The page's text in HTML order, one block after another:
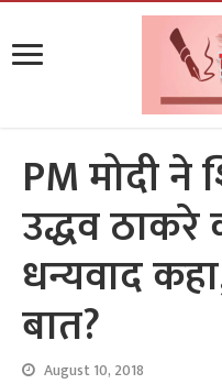
PM मोदी
उद्धव
धन्यवाद
बात?
August 10, 2018